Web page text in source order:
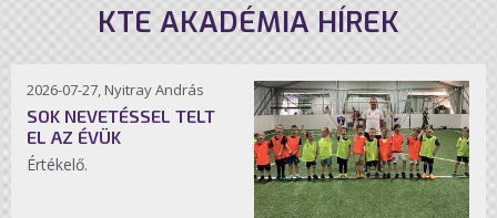
KTE AKADÉMIA HÍREK
2026-07-27, Nyitray András
SOK NEVETÉSSEL TELT
EL AZ ÉVÜK
Értékelő.